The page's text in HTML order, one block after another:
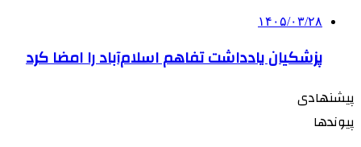
۱۴۰۵/۰۳/۲۸
پزشکیان یادداشت تفاهم اسلام‌آباد را امضا کرد
پیشنهادی
پیوندها